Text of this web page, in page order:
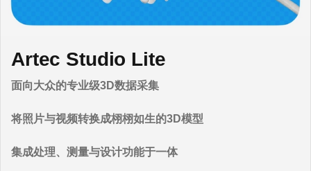
新品登场：Artec Jet
基于SLAM的高速LiDAR扫描仪
场地级3D测绘
适用于多种环境
Artec Studio Lite
面向大众的专业级3D数据采集
将照片与视频转换成栩栩如生的3D模型
集成处理、测量与设计功能于一体
Artec Studio 20
一体化软件解决方案
从采集、编辑到分析数据，生成逼真3D模型
自动化工作流程、进阶版AI摄影测量技术
Artec Spider II全新登场
超高分辨率。细节惊人。无需标记点。
Artec Point II全新登场
计量级精度尽在掌握
奥巴马总统3D模型
Artec Eva为美国总统奥巴马制作了第一款3D总统人像。